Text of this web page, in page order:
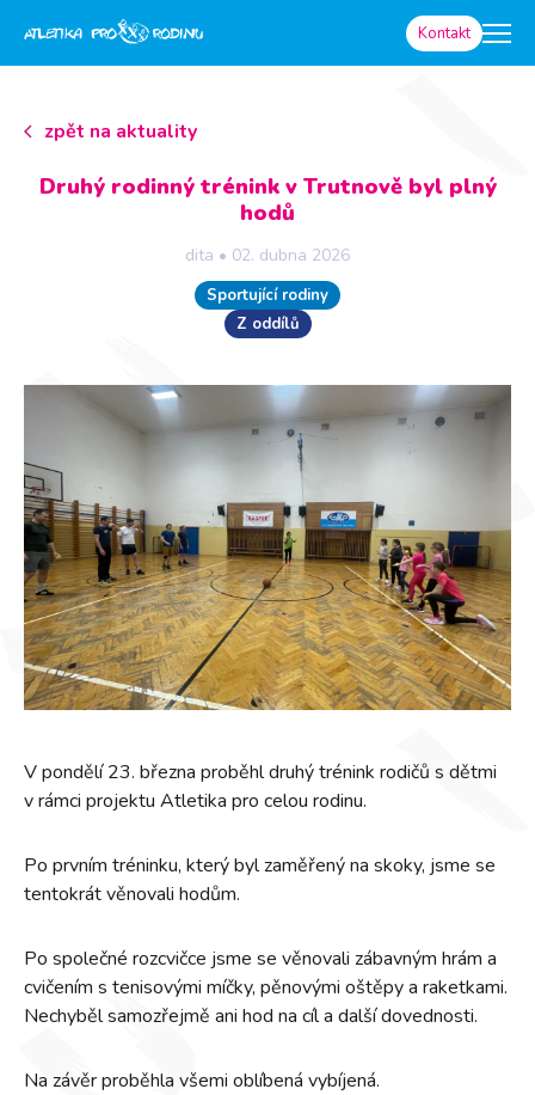
Kontakt
zpět na aktuality
Druhý rodinný trénink v Trutnově byl plný
hodů
dita • 02. dubna 2026
Sportující rodiny
Z oddílů
V pondělí 23. března proběhl druhý trénink rodičů s dětmi
v rámci projektu Atletika pro celou rodinu.
Po prvním tréninku, který byl zaměřený na skoky, jsme se
tentokrát věnovali hodům.
Po společné rozcvičce jsme se věnovali zábavným hrám a
cvičením s tenisovými míčky, pěnovými oštěpy a raketkami.
Nechyběl samozřejmě ani hod na cíl a další dovednosti.
Na závěr proběhla všemi oblíbená vybíjená.